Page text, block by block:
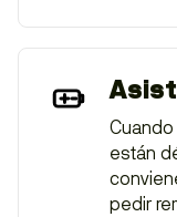
están
pedir